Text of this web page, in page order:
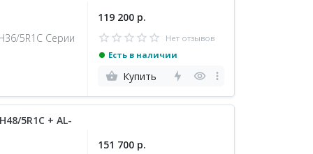
5R1С Серии
119 200 р.
Нет отзывов
Есть в наличии
Купить
5R1C + AL-
151 700 р.